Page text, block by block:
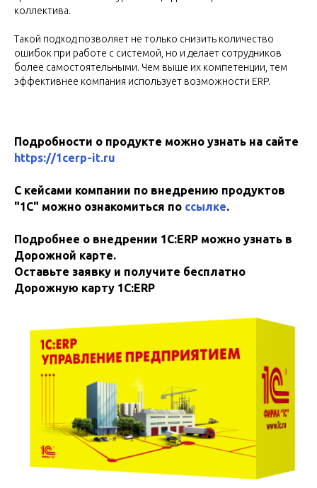
коллектива.
Такой подход позволяет не только снизить количество
ошибок при работе с системой, но и делает сотрудников
более самостоятельными. Чем выше их компетенции, тем
эффективнее компания использует возможности ERP.
Подробности о продукте можно узнать на сайте
https://1cerp-it.ru
С кейсами компании по внедрению продуктов
"1С" можно ознакомиться по ссылке.
Подробнее о внедрении 1C:ERP можно узнать в
Дорожной карте.
Оставьте заявку и получите бесплатно
Дорожную карту 1C:ERP